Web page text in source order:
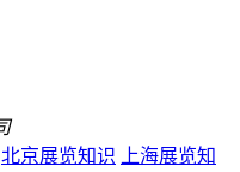
北京展览知识
上海展览知